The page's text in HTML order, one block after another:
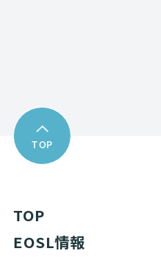
TOP
TOP
EOSL情報